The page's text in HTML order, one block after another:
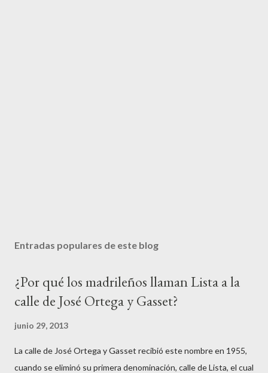
Entradas populares de este blog
¿Por qué los madrileños llaman Lista a la
calle de José Ortega y Gasset?
junio 29, 2013
La calle de José Ortega y Gasset recibió este nombre en 1955,
cuando se eliminó su primera denominación, calle de Lista, el cual